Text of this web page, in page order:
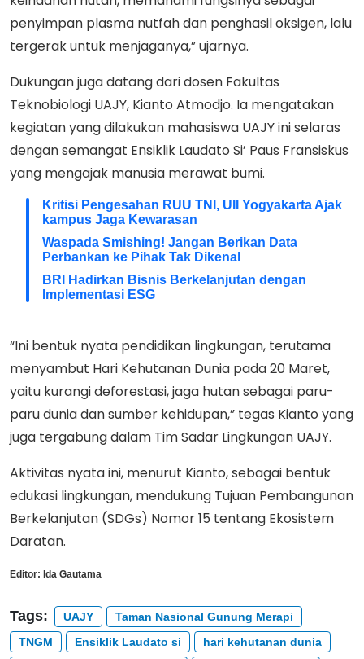
penyimpan plasma nutfah dan penghasil oksigen, lalu
tergerak untuk menjaganya,” ujarnya.
Dukungan juga datang dari dosen Fakultas
Teknobiologi UAJY, Kianto Atmodjo. Ia mengatakan
kegiatan yang dilakukan mahasiswa UAJY ini selaras
dengan semangat Ensiklik Laudato Si’ Paus Fransiskus
yang mengajak manusia merawat bumi.
Kritisi Pengesahan RUU TNI, UII Yogyakarta Ajak
kampus Jaga Kewarasan
Waspada Smishing! Jangan Berikan Data
Perbankan ke Pihak Tak Dikenal
BRI Hadirkan Bisnis Berkelanjutan dengan
Implementasi ESG
“Ini bentuk nyata pendidikan lingkungan, terutama
menyambut Hari Kehutanan Dunia pada 20 Maret,
yaitu kurangi deforestasi, jaga hutan sebagai paru-
paru dunia dan sumber kehidupan,” tegas Kianto yang
juga tergabung dalam Tim Sadar Lingkungan UAJY.
Aktivitas nyata ini, menurut Kianto, sebagai bentuk
edukasi lingkungan, mendukung Tujuan Pembangunan
Berkelanjutan (SDGs) Nomor 15 tentang Ekosistem
Daratan.
Editor: Ida Gautama
Tags: UAJY
Taman Nasional Gunung Merapi
TNGM
Ensiklik Laudato si
hari kehutanan dunia